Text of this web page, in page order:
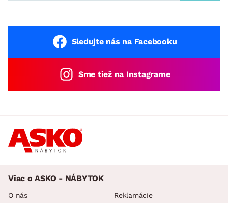
Sledujte nás na Facebooku
Sme tiež na Instagrame
Viac o ASKO - NÁBYTOK
O nás Reklamácie